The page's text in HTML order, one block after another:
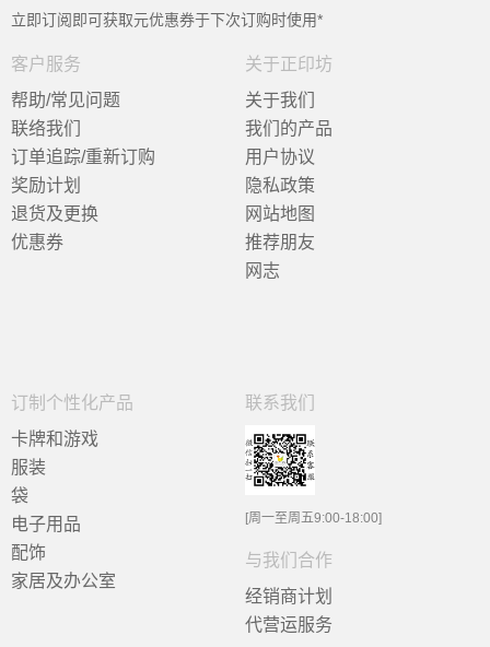
立即订阅即可获取元优惠券于下次订购时使用*
客户服务
帮助/常见问题
联络我们
订单追踪/重新订购
奖励计划
退货及更换
优惠券
关于正印坊
关于我们
我们的产品
用户协议
隐私政策
网站地图
推荐朋友
网志
订制个性化产品
卡牌和游戏
服装
袋
电子用品
配饰
家居及办公室
联系我们
[周一至周五9:00-18:00]
与我们合作
经销商计划
代营运服务